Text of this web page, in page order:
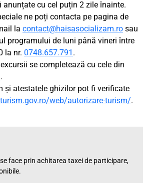
anunțate cu cel puțin 2 zile înainte.
ne poți contacta pe pagina de
la contact@haisasocializam.ro sau
programului de luni până vineri între
la nr. 0748.657.791 .
se completează cu cele din
.
și atestatele ghizilor pot fi verificate
web/autorizare-turism/.
face prin achitarea taxei de participare,